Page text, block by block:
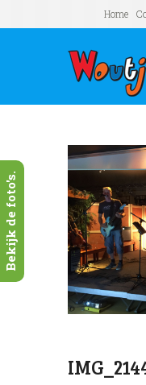
Home
Bekijk de foto's.